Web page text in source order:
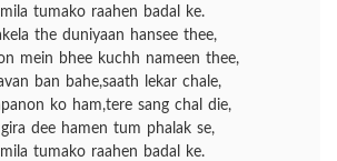
tumako raahen badal ke.
the duniyaan hansee thee,
mein bhee kuchh nameen thee,
ban bahe,saath lekar chale,
ko ham,tere sang chal die,
dee hamen tum phalak se,
tumako raahen badal ke.